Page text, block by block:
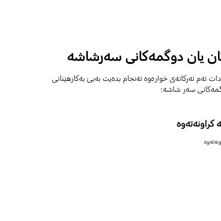
یان دوگمەکانی سەرشاشە
ئەم ئەرکانەی خوارەوە ئەنجام بدەیت بەبێ بەکارهێنانی
سەر شاشە:
کراونەتەوە